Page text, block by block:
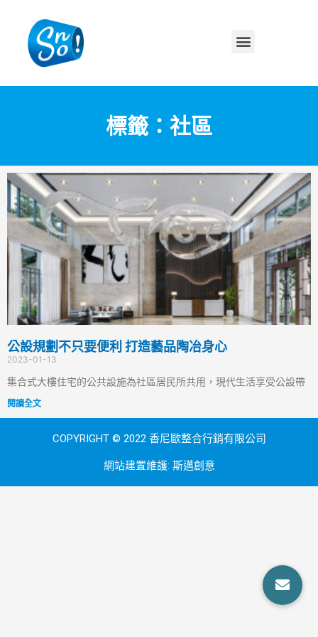
標籤：社區
公設規劃不只要便利 打造藝品陶冶身心
2023-01-13
集合式大樓住宅的公共設施為社區居民所共用，現代生活享受公設帶
閱讀全文
COPYRIGHT © 2022 香尼歐整合行銷有限公司
網站建置維護: 斯邁創意